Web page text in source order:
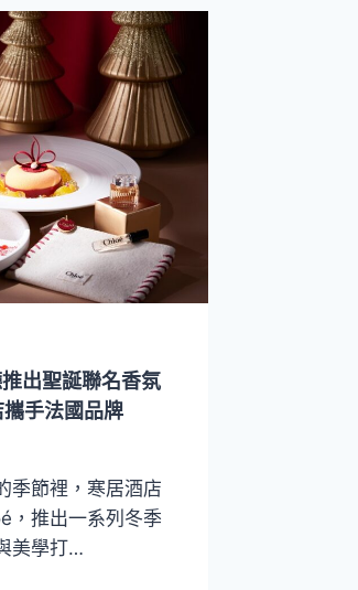
出聖誕聯名香氛
手法國品牌
季節裡，寒居酒店
，推出一系列冬季
美學打…